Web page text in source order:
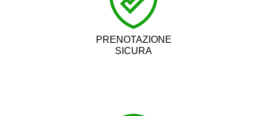
PRENOTAZIONE
SICURA